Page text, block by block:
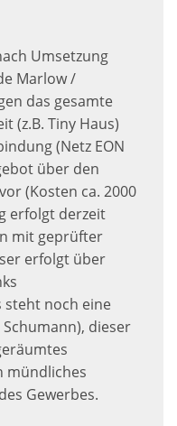
Umsetzung
Marlow /
das gesamte
(z.B. Tiny Haus)
(Netz EON
über den
(Kosten ca. 2000
erfolgt derzeit
mit geprüfter
erfolgt über
steht noch eine
dieser
mündliches
Gewerbes.